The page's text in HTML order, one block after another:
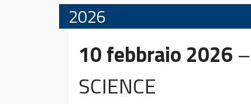
2026
10 febbraio 2026
SCIENCE